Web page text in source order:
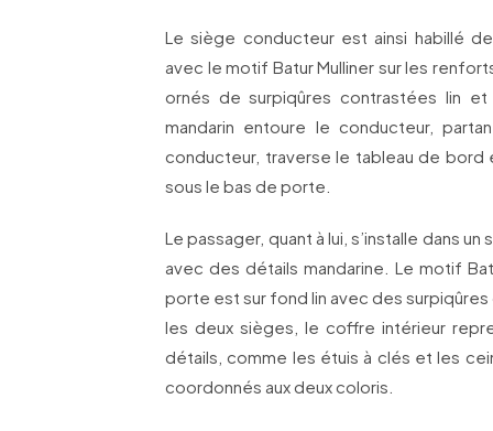
Le siège conducteur est ainsi habillé
avec le motif Batur Mulliner sur les
ornés de surpiqûres contrastées lin
mandarin entoure le conducteur,
conducteur, traverse le tableau de bord
sous le bas de porte.
Le passager, quant à lui, s’installe dans
avec des détails mandarine. Le motif
porte est sur fond lin avec des
les deux sièges, le coffre intérieur
détails, comme les étuis à clés et les
coordonnés aux deux coloris.